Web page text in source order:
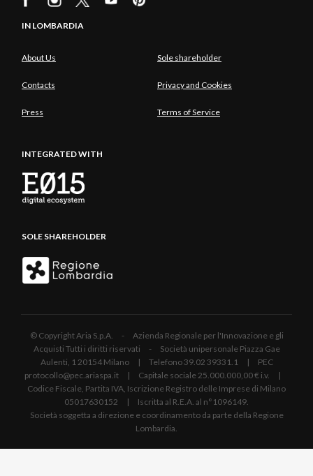
IN LOMBARDIA
About Us Sole shareholder
Contacts Privacy and Cookies
Press Terms of Service
INTEGRATED WITH
SOLE SHAREHOLDER
© Copyright Aria S.p.A. - Azienda Regionale per l'Innovazione e gli
Acquisti Tutti i diritti riservati - Società unipersonale Piazza Gae
Aulenti, 1 20154 Milano | Telefono 39.02 39331.1 | PEC
protocollo@pec.ariaspa.it | Capitale sociale 25.000.000,00 € i.v. |
Codice Fiscale, Partita IVA, Iscrizione Registro delle Imprese di Milano
05017630152 | Iscritta al R.E.A. al n°1096149.
Società soggetta a direzione e coordinamento da parte della Regione
Lombardia.